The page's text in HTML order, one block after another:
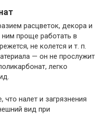
расцветок, декора и
ним проще работать в
не колется и т. п.
— он не прослужит
легко
что налет и загрязнения
вид при